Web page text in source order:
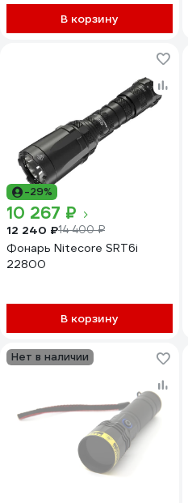
В корзину
-29%
10 267 ₽
12 240 ₽14 400 ₽
Фонарь Nitecore SRT6i
22800
В корзину
Нет в наличии